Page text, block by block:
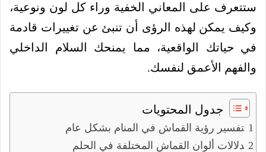
ستتعرف على المعاني الخفية وراء كل لون ونوعية،
وكيف يمكن لهذه الرؤى أن تنبئ عن تغييرات قادمة
في حياتك الواقعية، مما يمنحك السلام الداخلي
والفهم الأعمق لنفسك.
جدول المحتويات
تفسير رؤية القماش في المنام بشكل عام
دلالات ألوان القماش المختلفة في الحلم